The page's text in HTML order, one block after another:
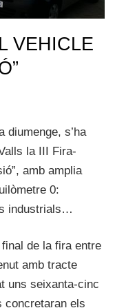
VEHICLE
diumenge, s’ha
la III Fira-
amb amplia
0:
industrials…
de la fira entre
amb tracte
uns seixanta-cinc
concretaran els